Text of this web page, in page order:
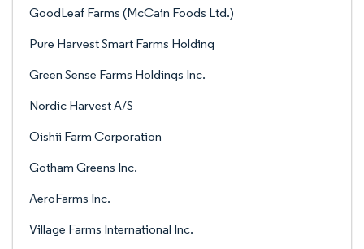
GoodLeaf Farms (McCain Foods Ltd.)
Pure Harvest Smart Farms Holding
Green Sense Farms Holdings Inc.
Nordic Harvest A/S
Oishii Farm Corporation
Gotham Greens Inc.
AeroFarms Inc.
Village Farms International Inc.